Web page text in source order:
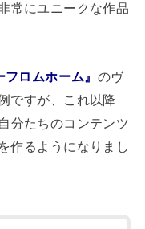
常にユニークな作品
ロムホーム』 のヴ
ですが、これ以降
分たちのコンテンツ
作るようになりまし